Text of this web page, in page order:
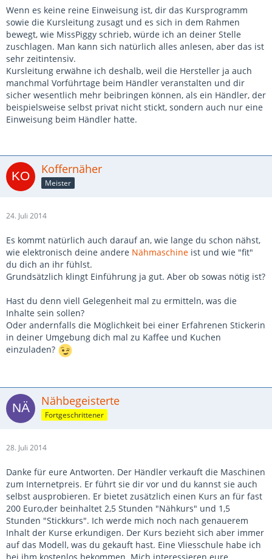
Wenn es keine reine Einweisung ist, dir das Kursprogramm
sowie die Kursleitung zusagt und es sich in dem Rahmen
bewegt, wie MissPiggy schrieb, würde ich an deiner Stelle
zuschlagen. Man kann sich natürlich alles anlesen, aber das ist
sehr zeitintensiv.
Kursleitung erwähne ich deshalb, weil die Hersteller ja auch
manchmal Vorführtage beim Händler veranstalten und dir
sicher wesentlich mehr beibringen können, als ein Händler, der
beispielsweise selbst privat nicht stickt, sondern auch nur eine
Einweisung beim Händler hatte.
Koffernäher
Meister
24. Juli 2014
Es kommt natürlich auch darauf an, wie lange du schon nähst,
wie elektronisch deine andere Nähmaschine ist und wie "fit"
du dich an ihr fühlst.
Grundsätzlich klingt Einführung ja gut. Aber ob sowas nötig ist?
Hast du denn viell Gelegenheit mal zu ermitteln, was die
Inhalte sein sollen?
Oder andernfalls die Möglichkeit bei einer Erfahrenen Stickerin
in deiner Umgebung dich mal zu Kaffee und Kuchen
einzuladen?
Nähbegeisterte
Fortgeschrittener
28. Juli 2014
Danke für eure Antworten. Der Händler verkauft die Maschinen
zum Internetpreis. Er führt sie dir vor und du kannst sie auch
selbst ausprobieren. Er bietet zusätzlich einen Kurs an für fast
200 Euro,der beinhaltet 2,5 Stunden "Nähkurs" und 1,5
Stunden "Stickkurs". Ich werde mich noch nach genauerem
Inhalt der Kurse erkundigen. Der Kurs bezieht sich aber immer
auf das Modell, was du gekauft hast. Eine Vliesschule habe ich